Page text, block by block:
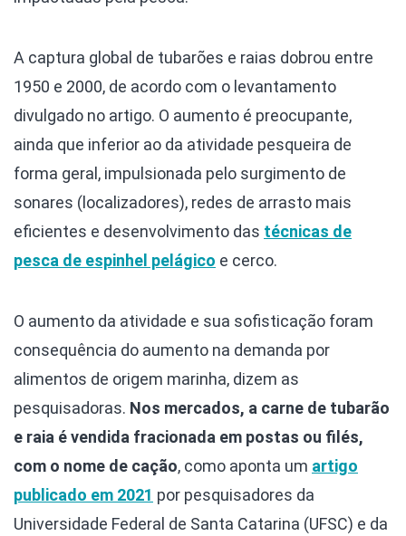
A captura global de tubarões e raias dobrou entre
1950 e 2000, de acordo com o levantamento
divulgado no artigo. O aumento é preocupante,
ainda que inferior ao da atividade pesqueira de
forma geral, impulsionada pelo surgimento de
sonares (localizadores), redes de arrasto mais
eficientes e desenvolvimento das técnicas de
pesca de espinhel pelágico e cerco.
O aumento da atividade e sua sofisticação foram
consequência do aumento na demanda por
alimentos de origem marinha, dizem as
pesquisadoras. Nos mercados, a carne de tubarão
e raia é vendida fracionada em postas ou filés,
com o nome de cação, como aponta um artigo
publicado em 2021 por pesquisadores da
Universidade Federal de Santa Catarina (UFSC) e da